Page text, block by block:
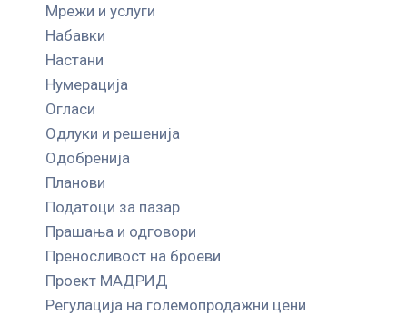
Мрежи и услуги
Набавки
Настани
Нумерација
Огласи
Одлуки и решенија
Одобренија
Планови
Податоци за пазар
Прашања и одговори
Преносливост на броеви
Проект МАДРИД
Регулација на големопродажни цени